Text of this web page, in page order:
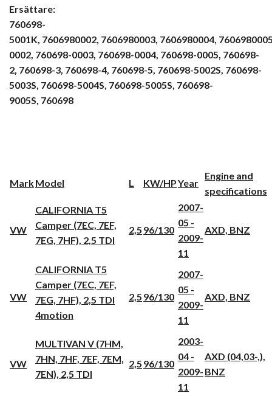
Ersättare:
760698-
5001K, 7606980002, 7606980003, 7606980004,
0002, 760698-0003, 760698-0004, 760698-0005, 760698-
2, 760698-3, 760698-4, 760698-5, 760698-5002S, 760698-
5003S, 760698-5004S, 760698-5005S, 760698-
9005S, 760698
MarkModel L KW/HPYear
Engine and
specifications
VW
CALIFORNIA T5
Camper (7EC, 7EF,
7EG, 7HF), 2,5 TDI
2,5 96/130
2007-
05 -
2009-
11
AXD, BNZ
VW
CALIFORNIA T5
Camper (7EC, 7EF,
7EG, 7HF), 2,5 TDI
4motion
2,5 96/130
2007-
05 -
2009-
11
AXD, BNZ
VW
MULTIVAN V (7HM,
7HN, 7HF, 7EF, 7EM,
7EN), 2,5 TDI
2,5 96/130
2003-
04 -
2009-
11
AXD (04,03-,),
BNZ